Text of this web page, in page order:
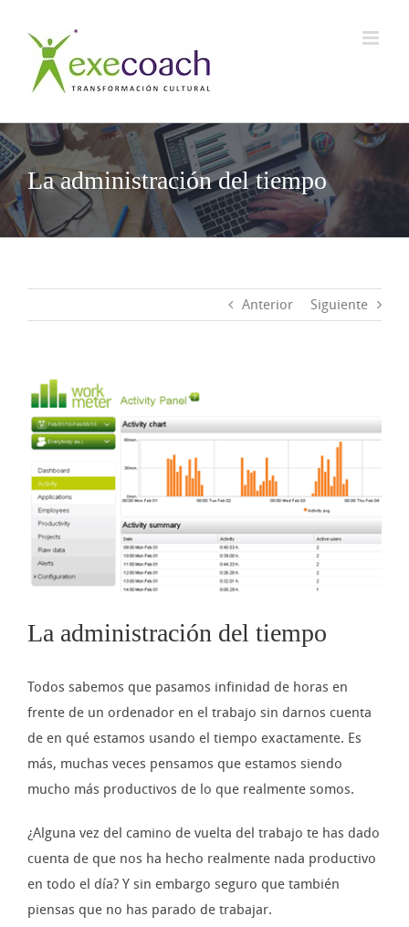
contenido
La administración del tiempo
Anterior Siguiente
Ver
imagen
más
grande
La administración del tiempo
Todos sabemos que pasamos infinidad de horas en
frente de un ordenador en el trabajo sin darnos cuenta
de en qué estamos usando el tiempo exactamente. Es
más, muchas veces pensamos que estamos siendo
mucho más productivos de lo que realmente somos.
¿Alguna vez del camino de vuelta del trabajo te has dado
cuenta de que nos ha hecho realmente nada productivo
en todo el día? Y sin embargo seguro que también
piensas que no has parado de trabajar.